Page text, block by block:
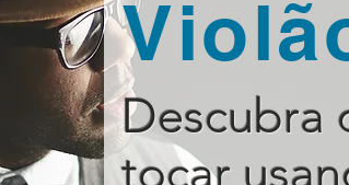
Descubra
tocar